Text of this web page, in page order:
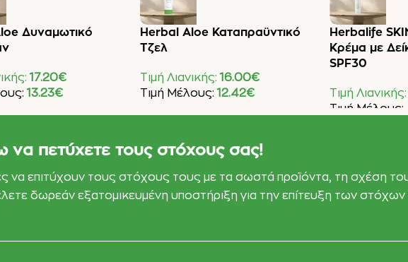
Δυναμωτικό
17.20€
13.23€
Στο Καλάθι
Herbal Aloe Καταπραϋντικό
Τζελ
Τιμή Λιανικής:16.00€
Τιμή Μέλους:12.42€
Προσθήκη Στο Καλάθι
Herbalife
Κρέμα με
SPF30
Τιμή
Τιμή Μέλους:
να πετύχετε τους στόχους σας!
να επιτύχουν τους στόχους τους με τα σωστά προϊόντα, τη σχέση
δωρεάν εξατομικευμένη υποστήριξη για την επίτευξη των